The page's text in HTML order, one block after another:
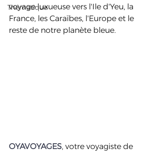
Thématique
voyage luxueuse vers l'Ile d'Yeu, la
France, les Caraïbes, l'Europe et le
reste de notre planète bleue.
OYAVOYAGES, votre voyagiste de